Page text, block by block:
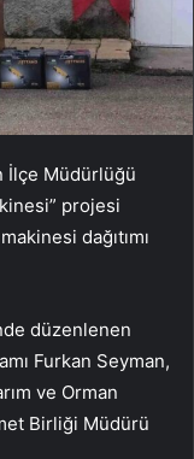
İlçe Müdürlüğü
projesi
dağıtımı
düzenlenen
Furkan Seyman,
ve Orman
Birliği Müdürü